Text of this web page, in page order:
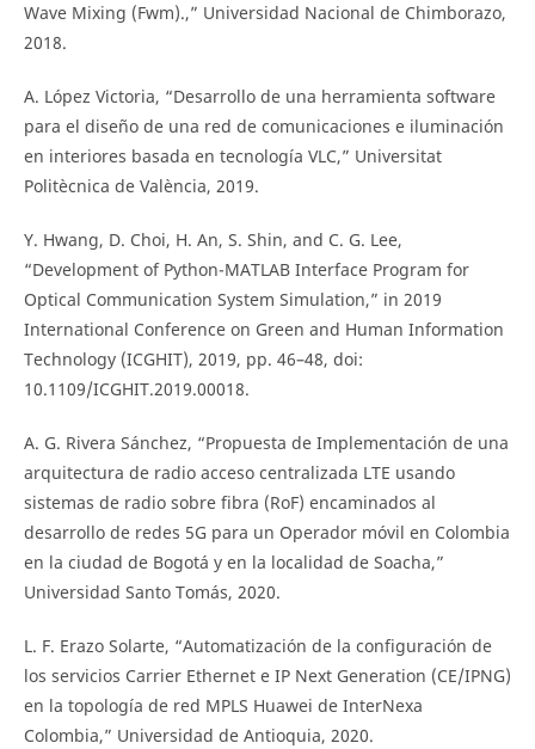
Wave Mixing (Fwm).,” Universidad Nacional de Chimborazo,
2018.
A. López Victoria, “Desarrollo de una herramienta software
para el diseño de una red de comunicaciones e iluminación
en interiores basada en tecnología VLC,” Universitat
Politècnica de València, 2019.
Y. Hwang, D. Choi, H. An, S. Shin, and C. G. Lee,
“Development of Python-MATLAB Interface Program for
Optical Communication System Simulation,” in 2019
International Conference on Green and Human Information
Technology (ICGHIT), 2019, pp. 46–48, doi:
10.1109/ICGHIT.2019.00018.
A. G. Rivera Sánchez, “Propuesta de Implementación de una
arquitectura de radio acceso centralizada LTE usando
sistemas de radio sobre fibra (RoF) encaminados al
desarrollo de redes 5G para un Operador móvil en Colombia
en la ciudad de Bogotá y en la localidad de Soacha,”
Universidad Santo Tomás, 2020.
L. F. Erazo Solarte, “Automatización de la configuración de
los servicios Carrier Ethernet e IP Next Generation (CE/IPNG)
en la topología de red MPLS Huawei de InterNexa
Colombia,” Universidad de Antioquia, 2020.